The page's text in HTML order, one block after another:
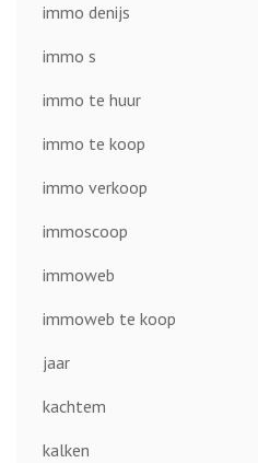
immo denijs
immo s
immo te huur
immo te koop
immo verkoop
immoscoop
immoweb
immoweb te koop
jaar
kachtem
kalken